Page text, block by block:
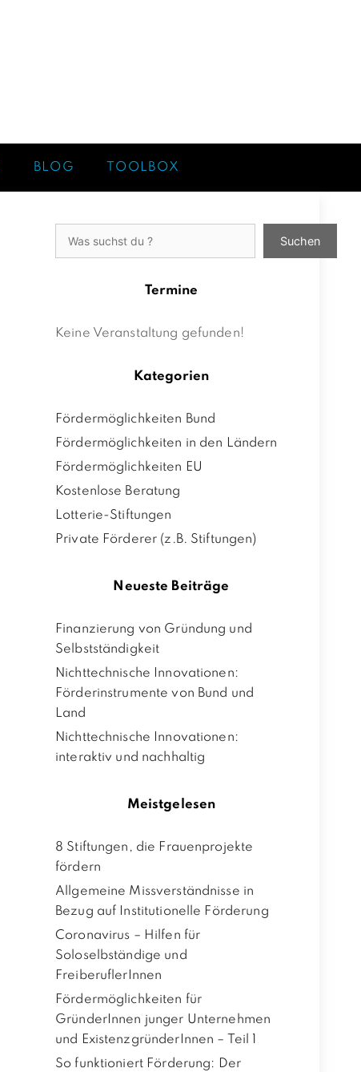
BLOG TOOLBOX
Suchen
Termine
Keine Veranstaltung gefunden!
Kategorien
Fördermöglichkeiten Bund
Fördermöglichkeiten in den Ländern
Fördermöglichkeiten EU
Kostenlose Beratung
Lotterie-Stiftungen
Private Förderer (z.B. Stiftungen)
Neueste Beiträge
Finanzierung von Gründung und
Selbstständigkeit
Nichttechnische Innovationen:
Förderinstrumente von Bund und
Land
Nichttechnische Innovationen:
interaktiv und nachhaltig
Meistgelesen
8 Stiftungen, die Frauenprojekte
fördern
Allgemeine Missverständnisse in
Bezug auf Institutionelle Förderung
Coronavirus – Hilfen für
Soloselbständige und
FreiberuflerInnen
Fördermöglichkeiten für
GründerInnen junger Unternehmen
und ExistenzgründerInnen – Teil 1
So funktioniert Förderung: Der